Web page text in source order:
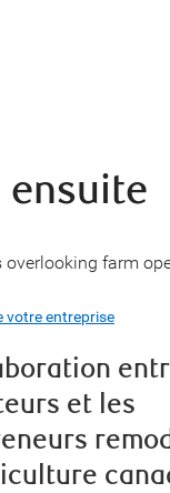
ensuite
votre entreprise
et les